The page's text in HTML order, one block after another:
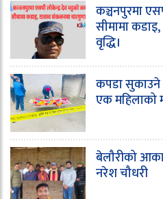
कञ्चनपुरमा
सीमामा
वृद्धि।
कपडा सुकाउने
एक महिलाको
बेलौरीको
नरेश चौधरी